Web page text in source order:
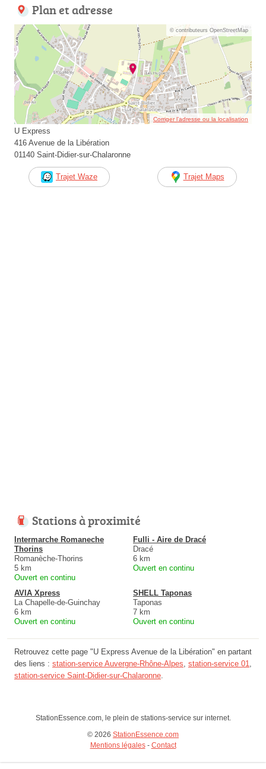
Plan et adresse
© contributeurs OpenStreetMap
Corriger l’adresse ou la localisation
U Express
416 Avenue de la Libération
01140 Saint-Didier-sur-Chalaronne
Trajet Waze Trajet Maps
Stations à proximité
Intermarche Romaneche
Thorins
Romanèche-Thorins
5 km
Ouvert en continu
Fulli - Aire de Dracé
Dracé
6 km
Ouvert en continu
AVIA Xpress
La Chapelle-de-Guinchay
6 km
Ouvert en continu
SHELL Taponas
Taponas
7 km
Ouvert en continu
Retrouvez cette page "U Express Avenue de la Libération" en partant
des liens : station-service Auvergne-Rhône-Alpes, station-service 01,
station-service Saint-Didier-sur-Chalaronne.
StationEssence.com, le plein de stations-service sur internet.
© 2026 StationEssence.com
Mentions légales- Contact